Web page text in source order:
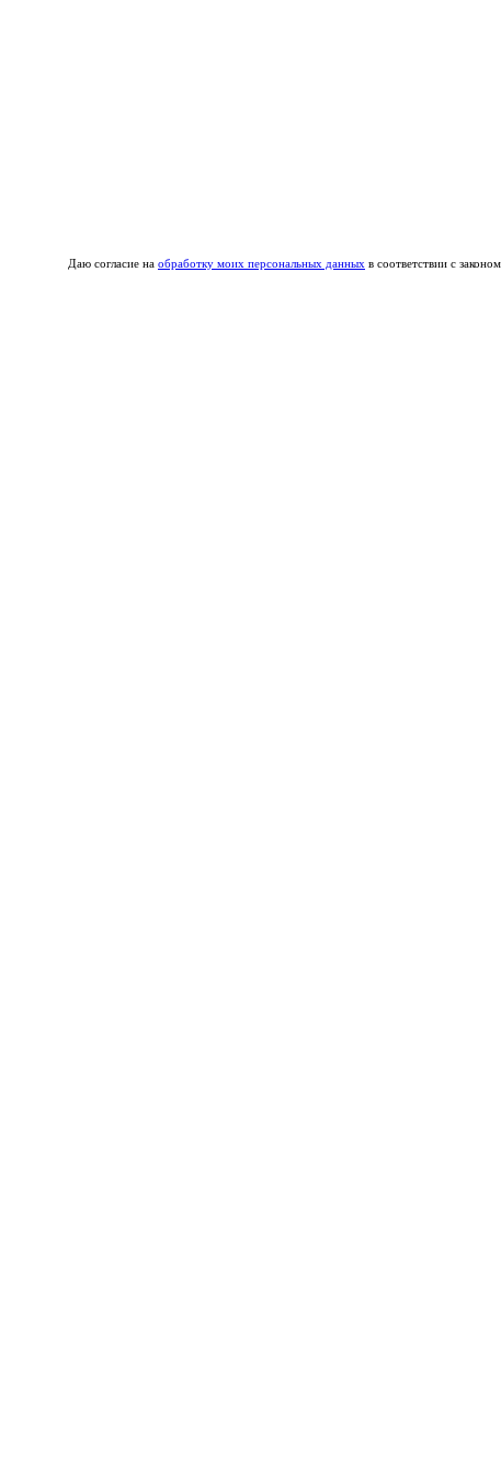
Даю согласие на обработку моих персональных данных в соответствии с